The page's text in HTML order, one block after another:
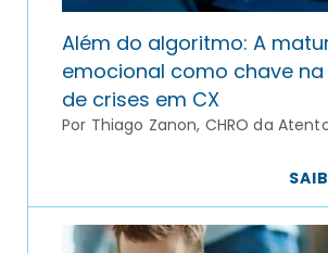
Além do algoritmo: A
emocional como chave
de crises em CX
Por Thiago Zanon, CHRO da